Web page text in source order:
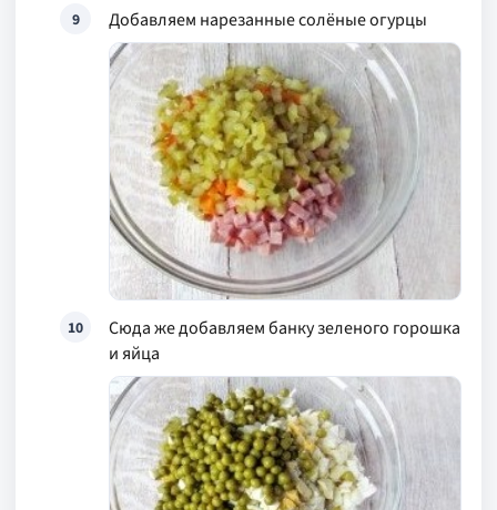
9 Добавляем нарезанные солёные огурцы
10
Сюда же добавляем банку зеленого горошка
и яйца